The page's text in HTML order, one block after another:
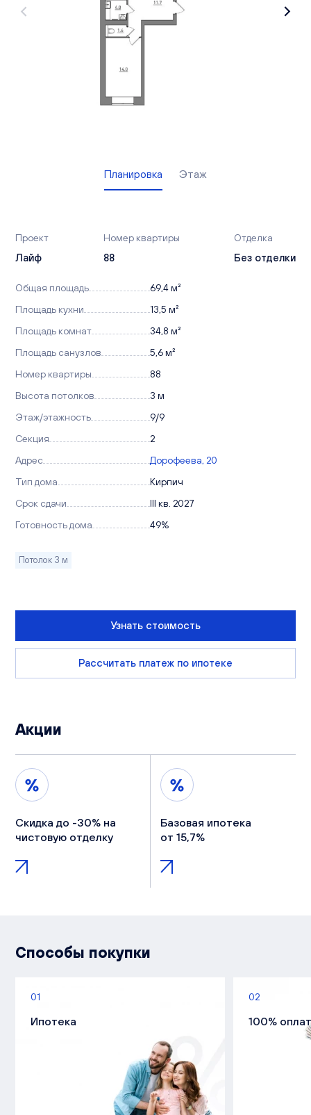
Вакансии
Офисы продаж
Планировка Этаж
Проект
Лайф
Номер квартиры
88
Отделка
Без отделки
Общая площадь
69,4 м²
Площадь кухни
13,5 м²
Площадь комнат
34,8 м²
Площадь санузлов
5,6 м²
Номер квартиры
88
Высота потолков
3 м
Этаж/этажность
9/9
Секция
2
Адрес
Дорофеева, 20
Тип дома
Кирпич
Срок сдачи
III кв. 2027
Готовность дома
49%
Потолок 3 м
Узнать стоимость
Рассчитать платеж по ипотеке
Акции
Скидка до -30% на
чистовую отделку
Базовая ипотека
от 15,7%
Способы покупки
01
Ипотека
02
100%